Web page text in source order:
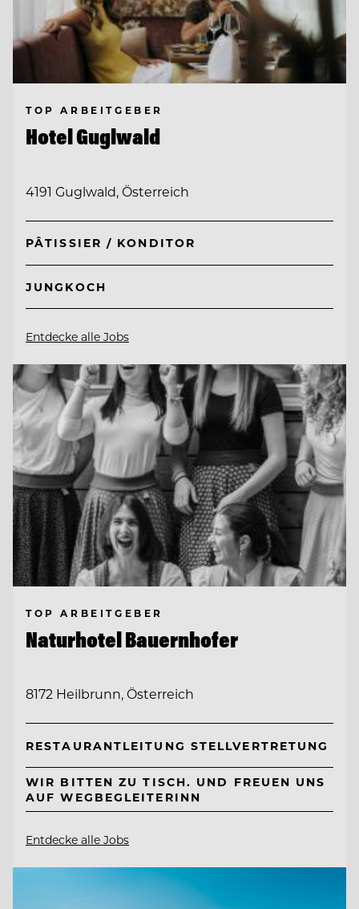
TOP ARBEITGEBER
Hotel Guglwald
4191 Guglwald, Österreich
PÂTISSIER / KONDITOR
JUNGKOCH
Entdecke alle Jobs
TOP ARBEITGEBER
Naturhotel Bauernhofer
8172 Heilbrunn, Österreich
RESTAURANTLEITUNG STELLVERTRETUNG
WIR BITTEN ZU TISCH. UND FREUEN UNS
AUF WEGBEGLEITERINN
Entdecke alle Jobs